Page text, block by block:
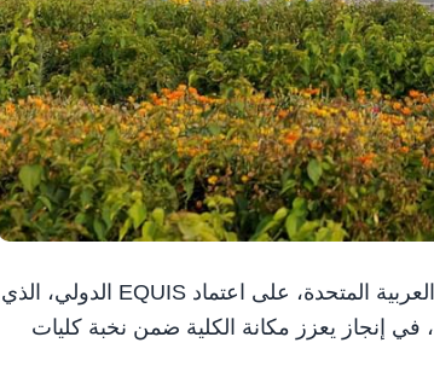
العين في 25 يونيو/ وام/ حصلت كلية الإدارة والاقتصاد في جامعة الإمارات العربية المتحدة، على اعتماد EQUIS الدولي، الذي
تمنحه European Foundation for Management Development (EFMD)، في إنجاز يعزز مكانة الكلية ضمن نخبة كليات